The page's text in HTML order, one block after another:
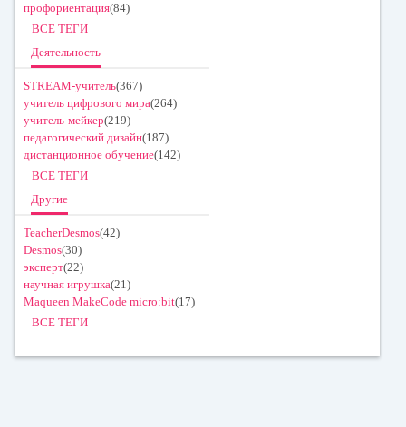
профориентация(84)
ВСЕ ТЕГИ
Деятельность
STREAM-учитель(367)
учитель цифрового мира(264)
учитель-мейкер(219)
педагогический дизайн(187)
дистанционное обучение(142)
ВСЕ ТЕГИ
Другие
TeacherDesmos(42)
Desmos(30)
эксперт(22)
научная игрушка(21)
Maqueen MakeCode micro:bit(17)
ВСЕ ТЕГИ